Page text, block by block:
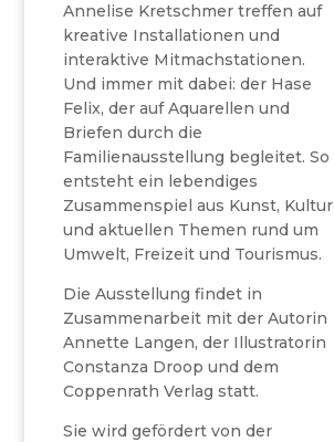
Annelise Kretschmer treffen auf
kreative Installationen und
interaktive Mitmachstationen.
Und immer mit dabei: der Hase
Felix, der auf Aquarellen und
Briefen durch die
Familienausstellung begleitet. So
entsteht ein lebendiges
Zusammenspiel aus Kunst, Kultur
und aktuellen Themen rund um
Umwelt, Freizeit und Tourismus.
Die Ausstellung findet in
Zusammenarbeit mit der Autorin
Annette Langen, der Illustratorin
Constanza Droop und dem
Coppenrath Verlag statt.
Sie wird gefördert von der